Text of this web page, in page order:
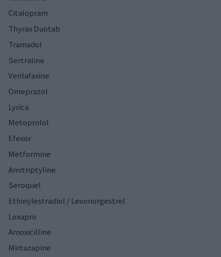
Citalopram
Thyrax Duotab
Tramadol
Sertraline
Venlafaxine
Omeprazol
Lyrica
Metoprolol
Efexor
Metformine
Amitriptyline
Seroquel
Ethinylestradiol / Levonorgestrel
Lexapro
Amoxicilline
Mirtazapine